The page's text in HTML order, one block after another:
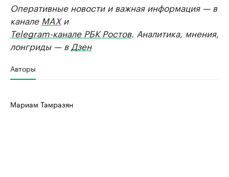
Оперативные новости и важная информация — в
канале MAXи
Telegram-канале РБК Ростов. Аналитика, мнения,
лонгриды — в Дзен
Авторы
Мариам Тамразян